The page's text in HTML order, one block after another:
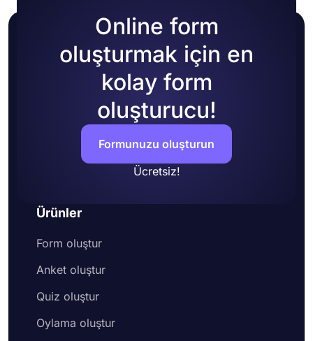
Online form
oluşturmak için en
kolay form
oluşturucu!
Formunuzu oluşturun
Ücretsiz!
Ürünler
Form oluştur
Anket oluştur
Quiz oluştur
Oylama oluştur